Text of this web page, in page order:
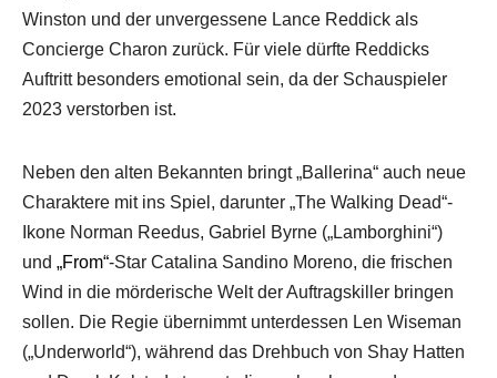
Winston und der unvergessene Lance Reddick als
Concierge Charon zurück. Für viele dürfte Reddicks
Auftritt besonders emotional sein, da der Schauspieler
2023 verstorben ist.
Neben den alten Bekannten bringt „Ballerina“ auch neue
Charaktere mit ins Spiel, darunter „The Walking Dead“-
Ikone Norman Reedus, Gabriel Byrne („Lamborghini“)
und „From“-Star Catalina Sandino Moreno, die frischen
Wind in die mörderische Welt der Auftragskiller bringen
sollen. Die Regie übernimmt unterdessen Len Wiseman
(„Underworld“), während das Drehbuch von Shay Hatten